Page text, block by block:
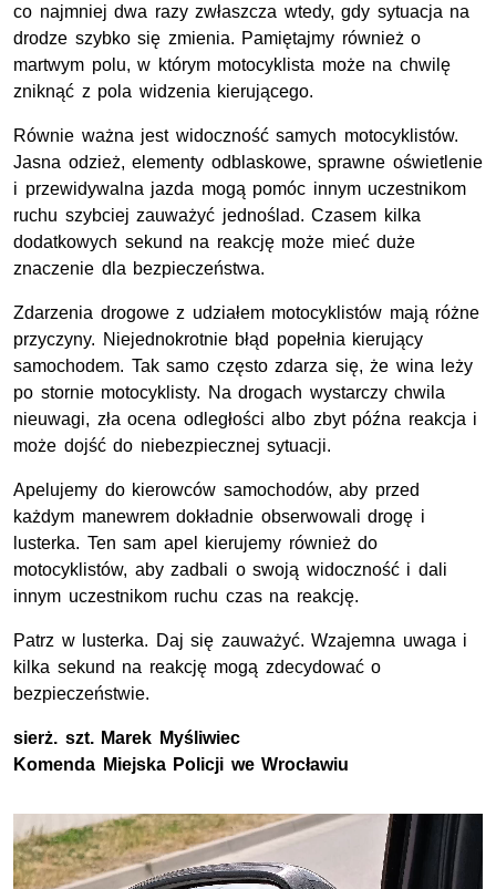
co najmniej dwa razy zwłaszcza wtedy, gdy sytuacja na
drodze szybko się zmienia. Pamiętajmy również o
martwym polu, w którym motocyklista może na chwilę
zniknąć z pola widzenia kierującego.
Równie ważna jest widoczność samych motocyklistów.
Jasna odzież, elementy odblaskowe, sprawne oświetlenie
i przewidywalna jazda mogą pomóc innym uczestnikom
ruchu szybciej zauważyć jednoślad. Czasem kilka
dodatkowych sekund na reakcję może mieć duże
znaczenie dla bezpieczeństwa.
Zdarzenia drogowe z udziałem motocyklistów mają różne
przyczyny. Niejednokrotnie błąd popełnia kierujący
samochodem. Tak samo często zdarza się, że wina leży
po stornie motocyklisty. Na drogach wystarczy chwila
nieuwagi, zła ocena odległości albo zbyt późna reakcja i
może dojść do niebezpiecznej sytuacji.
Apelujemy do kierowców samochodów, aby przed
każdym manewrem dokładnie obserwowali drogę i
lusterka. Ten sam apel kierujemy również do
motocyklistów, aby zadbali o swoją widoczność i dali
innym uczestnikom ruchu czas na reakcję.
Patrz w lusterka. Daj się zauważyć. Wzajemna uwaga i
kilka sekund na reakcję mogą zdecydować o
bezpieczeństwie.
sierż. szt.Marek Myśliwiec
Komenda Miejska Policji we Wrocławiu